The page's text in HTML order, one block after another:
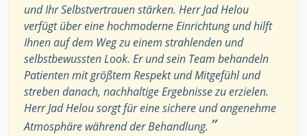
und Ihr Selbstvertrauen stärken. Herr Jad Helou
verfügt über eine hochmoderne Einrichtung und hilft
Ihnen auf dem Weg zu einem strahlenden und
selbstbewussten Look. Er und sein Team behandeln
Patienten mit größtem Respekt und Mitgefühl und
streben danach, nachhaltige Ergebnisse zu erzielen.
Herr Jad Helou sorgt für eine sichere und angenehme
Atmosphäre während der Behandlung. ”